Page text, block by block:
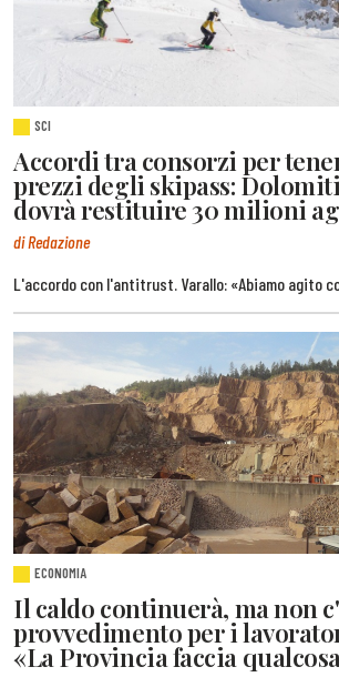
SCI
Accordi tra consorzi per
prezzi degli skipass:
dovrà restituire 30 milioni
di Redazione
L'accordo con l'antitrust. Varallo: «Abiamo agito
ECONOMIA
Il caldo continuerà, ma non
provvedimento per i
«La Provincia faccia